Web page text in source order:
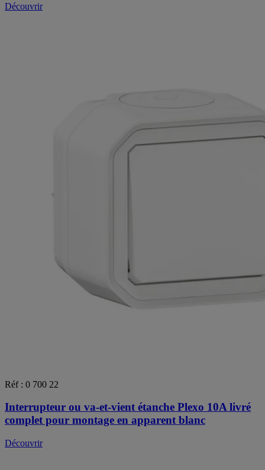
Découvrir
Réf : 0 700 22
Interrupteur ou va-et-vient étanche Plexo 10A livré
complet pour montage en apparent blanc
Découvrir